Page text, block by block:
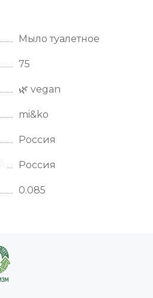
Мыло туалетное
75
🌿 vegan
mi&ko
Россия
Россия
0.085